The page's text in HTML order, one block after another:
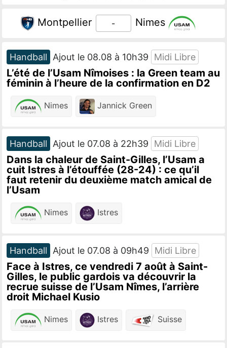
Montpellier - Nimes
Handball Ajout le 08.08 à 10h39 Midi Libre
L’été de l’Usam Nîmoises : la Green team au
féminin à l’heure de la confirmation en D2
Nimes Jannick Green
Handball Ajout le 07.08 à 22h39 Midi Libre
Dans la chaleur de Saint-Gilles, l’Usam a
cuit Istres à l’étouffée (28-24) : ce qu’il
faut retenir du deuxième match amical de
l’Usam
Nimes Istres
Handball Ajout le 07.08 à 09h49 Midi Libre
Face à Istres, ce vendredi 7 août à Saint-
Gilles, le public gardois va découvrir la
recrue suisse de l’Usam Nîmes, l’arrière
droit Michael Kusio
Nimes Istres Suisse